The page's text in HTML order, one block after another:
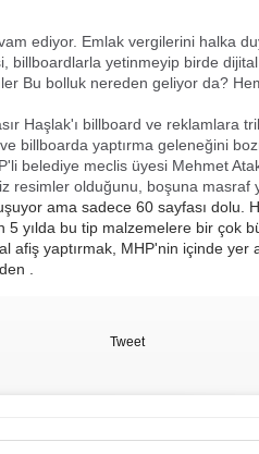
ediyor. Emlak vergilerini halka
billboardlarla yetinmeyip birde dijital
Bu bolluk nereden geliyor da?
Haşlak'ı billboard ve reklamlara
billboarda yaptırma geleneğini
belediye meclis üyesi Mehmet
resimler olduğunu, boşuna masraf
ama sadece 60 sayfası dolu.
yılda bu tip malzemelere bir çok
afiş yaptırmak, MHP'nin içinde yer
.
Tweet